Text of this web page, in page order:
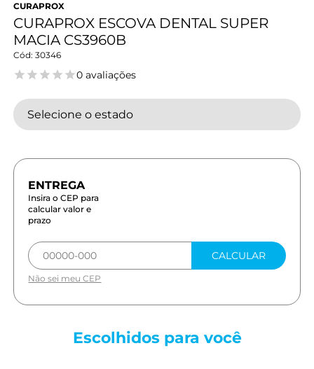
CURAPROX
CURAPROX ESCOVA DENTAL SUPER
MACIA CS3960B
30346
0 avaliações
Selecione o estado
Insira o CEP para
calcular valor e
prazo
CALCULAR
Não sei meu CEP
Escolhidos para você